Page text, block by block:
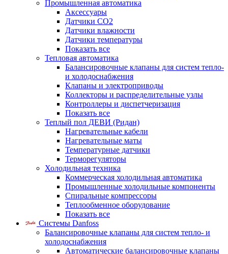
Промышленная автоматика
Аксессуары
Датчики CO2
Датчики влажности
Датчики температуры
Показать все
Тепловая автоматика
Балансировочные клапаны для систем тепло-
и холодоснабжения
Клапаны и электроприводы
Коллекторы и распределительные узлы
Контроллеры и диспетчеризация
Показать все
Теплый пол ДЕВИ (Ридан)
Нагревательные кабели
Нагревательные маты
Температурные датчики
Терморегуляторы
Холодильная техника
Коммерческая холодильная автоматика
Промышленные холодильные компоненты
Спиральные компрессоры
Теплообменное оборудование
Показать все
Системы Danfoss
Балансировочные клапаны для систем тепло- и
холодоснабжения
Автоматические балансировочные клапаны